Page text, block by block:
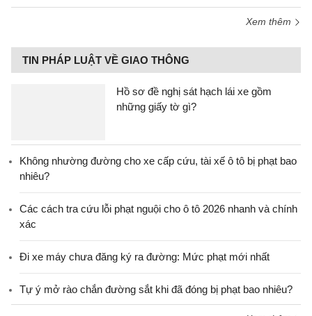
Xem thêm
TIN PHÁP LUẬT VỀ GIAO THÔNG
Hồ sơ đề nghị sát hạch lái xe gồm
những giấy tờ gì?
Không nhường đường cho xe cấp cứu, tài xế ô tô bị phạt bao
nhiêu?
Các cách tra cứu lỗi phạt nguội cho ô tô 2026 nhanh và chính
xác
Đi xe máy chưa đăng ký ra đường: Mức phạt mới nhất
Tự ý mở rào chắn đường sắt khi đã đóng bị phạt bao nhiêu?